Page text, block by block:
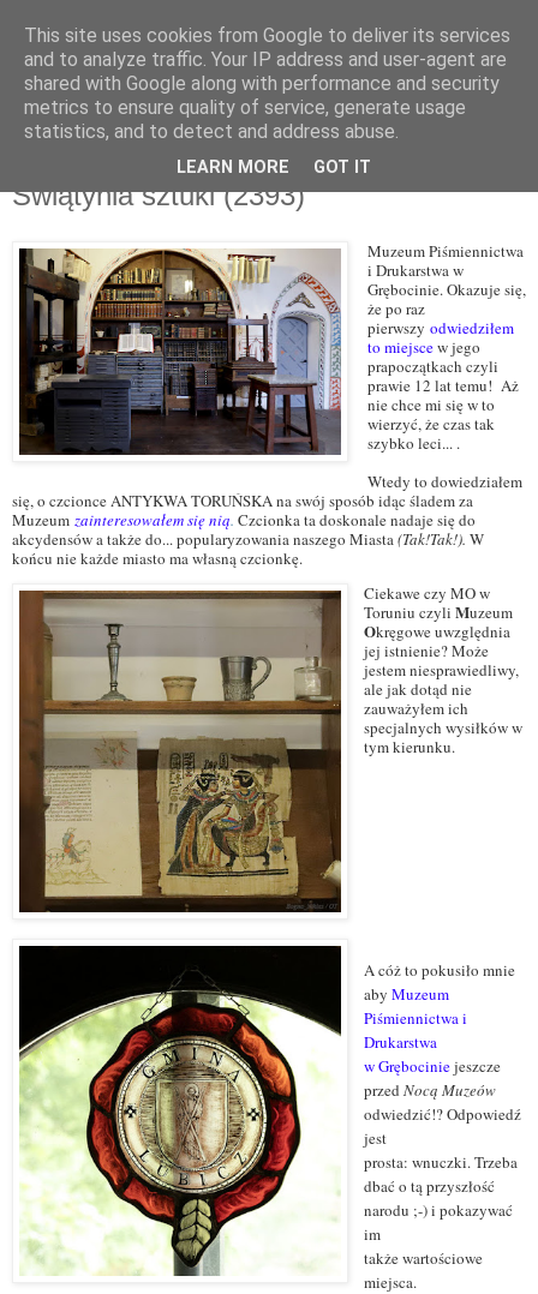
wtorek, 19 maja 2026
Świątynia sztuki (2393)
Muzeum Piśmiennictwa
i Drukarstwa w
Grębocinie. Okazuje się,
że po raz
pierwszy odwiedziłem
to miejscew jego
prapoczątkach czyli
prawie 12 lat temu! Aż
nie chce mi się w to
wierzyć, że czas tak
szybko leci... .
Wtedy to dowiedziałem
się, o czcionce ANTYKWA TORUŃSKA na swój sposób idąc śladem za
Muzeum zainteresowałem się nią. Czcionka ta doskonale nadaje się do
akcydensów a także do... popularyzowania naszego Miasta (Tak!Tak!). W
końcu nie każde miasto ma własną czcionkę.
Ciekawe czy MO w
Toruniu czyli Muzeum
Okręgowe uwzględnia
jej istnienie? Może
jestem niesprawiedliwy,
ale jak dotąd nie
zauważyłem ich
specjalnych wysiłków w
tym kierunku.
A cóż to pokusiło mnie
aby Muzeum
Piśmiennictwa i
Drukarstwa
wGrębociniejeszcze
przed Nocą Muzeów
odwiedzić!? Odpowiedź
jest
prosta: wnuczki. Trzeba
dbać o tą przyszłość
narodu ;-) i pokazywać
im
także wartościowe
miejsca.
This site uses cookies from Google to deliver its services
and to analyze traffic. Your IP address and user-agent are
shared with Google along with performance and security
metrics to ensure quality of service, generate usage
statistics, and to detect and address abuse.
LEARN MORE GOT IT